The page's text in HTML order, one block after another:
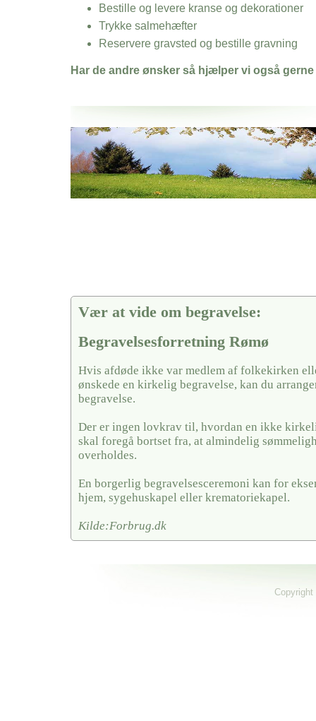
Bestille og levere kranse og dekorationer
Trykke salmehæfter
Reservere gravsted og bestille gravning
Har de andre ønsker så hjælper vi også gerne
Her hos os får du altid en god afslutning når det gælder
Begravelsesforretning Rømø
vi hjælper i alle faser af begravelsel
Vær at vide om begravelse:
Begravelsesforretning Rømø
Hvis afdøde ikke var medlem af folkekirken
ønskede en kirkelig begravelse, kan du
begravelse.
Der er ingen lovkrav til, hvordan en ikke
skal foregå bortset fra, at almindelig
overholdes.
En borgerlig begravelsesceremoni kan for
hjem, sygehuskapel eller krematoriekapel.
Kilde:Forbrug.dk